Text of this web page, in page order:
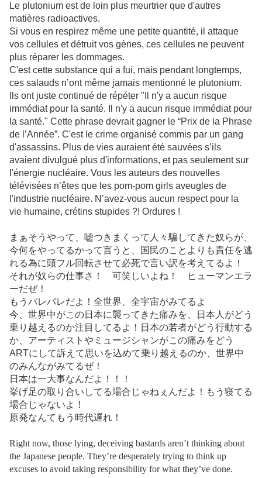
Le plutonium est de loin plus meurtrier que d'autres
matières radioactives.
Si vous en respirez même une petite quantité, il attaque
vos cellules et détruit vos gènes, ces cellules ne peuvent
plus réparer les dommages.
C'est cette substance qui a fui, mais pendant longtemps,
ces salauds n’ont même jamais mentionné le plutonium.
Ils ont juste continué de répéter "Il n'y a aucun risque
immédiat pour la santé. Il n'y a aucun risque immédiat pour
la santé." Cette phrase devrait gagner le “Prix de la Phrase
de l’Année”. C'est le crime organisé commis par un gang
d'assassins. Plus de vies auraient été sauvées s’ils
avaient divulgué plus d'informations, et pas seulement sur
l'énergie nucléaire. Vous les auteurs des nouvelles
télévisées n’êtes que les pom-pom girls aveugles de
l'industrie nucléaire. N’avez-vous aucun respect pour la
vie humaine, crétins stupides ?! Ordures !
まぁそうやって、嘘つきまくって人々騙してきた奴らが、
今何をやってるかって言うと、国民のことよりも責任を逃
れる為に頭フル回転させて必死で言い訳を考えてるよ！
それが奴らの仕事さ！ 可笑しいよね！ ヒューマンエラ
ーだぜ！
もうバレバレだよ！全世界、全宇宙がみてるよ
今、世界中がこの日本に襲ってきた痛みを、日本人がどう
乗り越えるのか注目してるよ！日本の若者がどう行動する
か、アーティストやミュージシャンがこの痛みをどう
ARTにして訴えて思いを込めて乗り越えるのか、世界中
のみんながみてるぜ！
日本は一大事なんだよ！！！
挙げ足の取り合いしてる場合じゃねぇんだよ！もう寝てる
場合じゃないよ！
原発なんてもう時代遅れ！
Right now, those lying, deceiving bastards aren’t thinking about
the Japanese people. They’re desperately trying to think up
excuses to avoid taking responsibility for what they’ve done.